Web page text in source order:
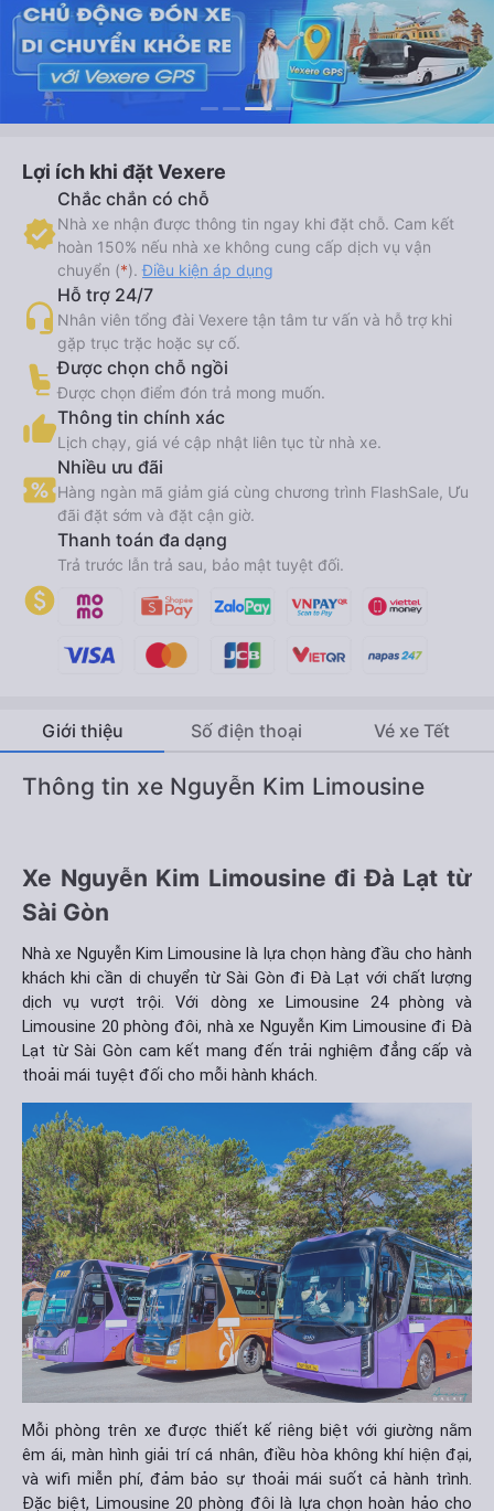
Lợi ích khi đặt Vexere
Chắc chắn có chỗ
Nhà xe nhận được thông tin ngay khi đặt chỗ. Cam kết
hoàn 150% nếu nhà xe không cung cấp dịch vụ vận
chuyển (*).Điều kiện áp dụng
Hỗ trợ 24/7
Nhân viên tổng đài Vexere tận tâm tư vấn và hỗ trợ khi
gặp trục trặc hoặc sự cố.
Được chọn chỗ ngồi
Được chọn điểm đón trả mong muốn.
Thông tin chính xác
Lịch chạy, giá vé cập nhật liên tục từ nhà xe.
Nhiều ưu đãi
Hàng ngàn mã giảm giá cùng chương trình FlashSale, Ưu
đãi đặt sớm và đặt cận giờ.
Thanh toán đa dạng
Trả trước lẫn trả sau, bảo mật tuyệt đối.
Giới thiệu Số điện thoại Vé xe Tết
Thông tin xe Nguyễn Kim Limousine
Xe Nguyễn Kim Limousine đi Đà Lạt từ
Sài Gòn
Nhà xe Nguyễn Kim Limousine là lựa chọn hàng đầu cho hành
khách khi cần di chuyển từ Sài Gòn đi Đà Lạt với chất lượng
dịch vụ vượt trội. Với dòng xe Limousine 24 phòng và
Limousine 20 phòng đôi, nhà xe Nguyễn Kim Limousine đi Đà
Lạt từ Sài Gòn cam kết mang đến trải nghiệm đẳng cấp và
thoải mái tuyệt đối cho mỗi hành khách.
Mỗi phòng trên xe được thiết kế riêng biệt với giường nằm
êm ái, màn hình giải trí cá nhân, điều hòa không khí hiện đại,
và wifi miễn phí, đảm bảo sự thoải mái suốt cả hành trình.
Đặc biệt, Limousine 20 phòng đôi là lựa chọn hoàn hảo cho